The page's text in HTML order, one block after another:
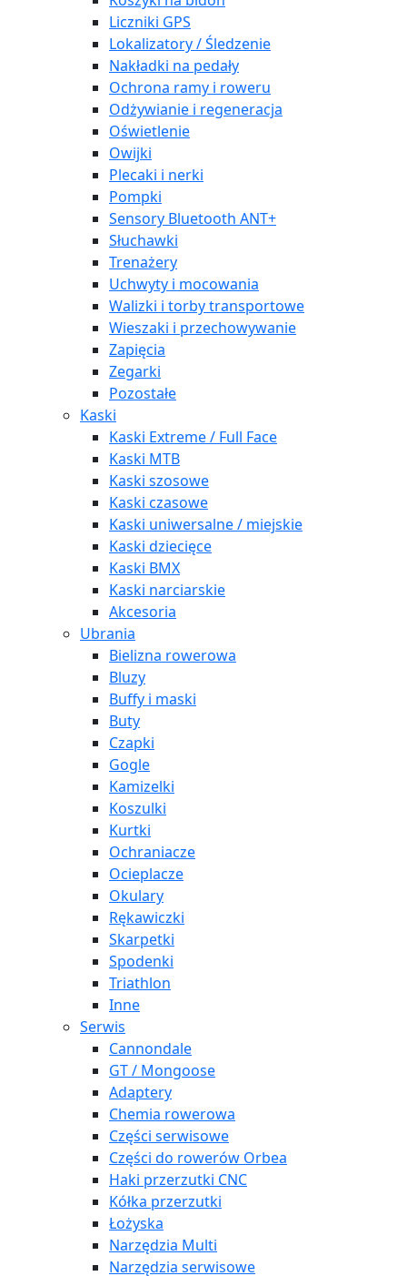
Liczniki GPS
Lokalizatory / Śledzenie
Nakładki na pedały
Ochrona ramy i roweru
Odżywianie i regeneracja
Oświetlenie
Owijki
Plecaki i nerki
Pompki
Sensory Bluetooth ANT+
Słuchawki
Trenażery
Uchwyty i mocowania
Walizki i torby transportowe
Wieszaki i przechowywanie
Zapięcia
Zegarki
Pozostałe
Kaski
Kaski Extreme / Full Face
Kaski MTB
Kaski szosowe
Kaski czasowe
Kaski uniwersalne / miejskie
Kaski dziecięce
Kaski BMX
Kaski narciarskie
Akcesoria
Ubrania
Bielizna rowerowa
Bluzy
Buffy i maski
Buty
Czapki
Gogle
Kamizelki
Koszulki
Kurtki
Ochraniacze
Ocieplacze
Okulary
Rękawiczki
Skarpetki
Spodenki
Triathlon
Inne
Serwis
Cannondale
GT / Mongoose
Adaptery
Chemia rowerowa
Części serwisowe
Części do rowerów Orbea
Haki przerzutki CNC
Kółka przerzutki
Łożyska
Narzędzia Multi
Narzędzia serwisowe